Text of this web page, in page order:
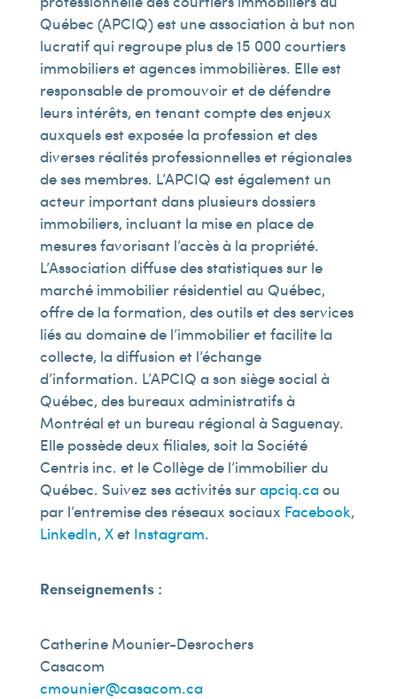
Québec (APCIQ) est une association à but non
lucratif qui regroupe plus de 15 000 courtiers
immobiliers et agences immobilières. Elle est
responsable de promouvoir et de défendre
leurs intérêts, en tenant compte des enjeux
auxquels est exposée la profession et des
diverses réalités professionnelles et régionales
de ses membres. L’APCIQ est également un
acteur important dans plusieurs dossiers
immobiliers, incluant la mise en place de
mesures favorisant l’accès à la propriété.
L’Association diffuse des statistiques sur le
marché immobilier résidentiel au Québec,
offre de la formation, des outils et des services
liés au domaine de l’immobilier et facilite la
collecte, la diffusion et l’échange
d’information. L’APCIQ a son siège social à
Québec, des bureaux administratifs à
Montréal et un bureau régional à Saguenay.
Elle possède deux filiales, soit la Société
Centris inc. et le Collège de l’immobilier du
Québec. Suivez ses activités surapciq.caou
par l’entremise des réseaux sociaux Facebook,
LinkedIn, Xet Instagram.
Renseignements :
Catherine Mounier-Desrochers
Casacom
cmounier@casacom.ca